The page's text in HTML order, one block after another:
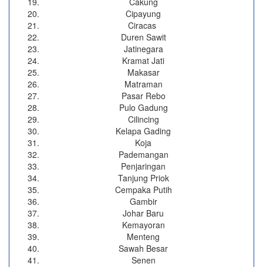
Cipayung
Ciracas
Duren Sawit
Jatinegara
Kramat Jati
Makasar
Matraman
Pasar Rebo
Pulo Gadung
Cilincing
Kelapa Gading
Koja
Pademangan
Penjaringan
Tanjung Priok
Cempaka Putih
Gambir
Johar Baru
Kemayoran
Menteng
Sawah Besar
Senen